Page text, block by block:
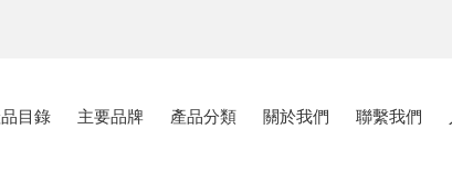
目錄 主要品牌 產品分類 關於我們 聯繫我們